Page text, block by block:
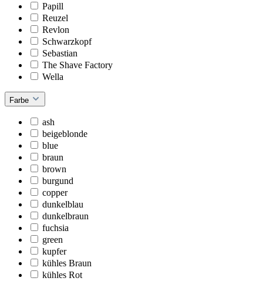
Papill
Reuzel
Revlon
Schwarzkopf
Sebastian
The Shave Factory
Wella
Farbe
ash
beigeblonde
blue
braun
brown
burgund
copper
dunkelblau
dunkelbraun
fuchsia
green
kupfer
kühles Braun
kühles Rot